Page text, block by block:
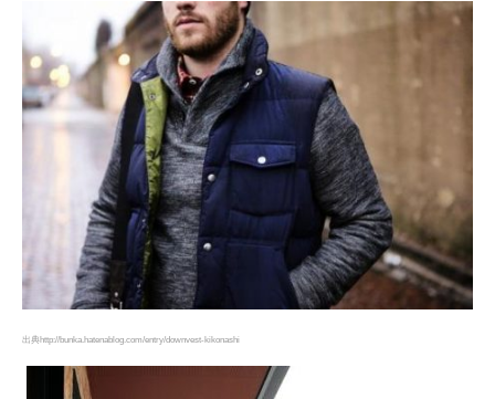
出典http://bunka.hatenablog.com/entry/downvest-kikonashi